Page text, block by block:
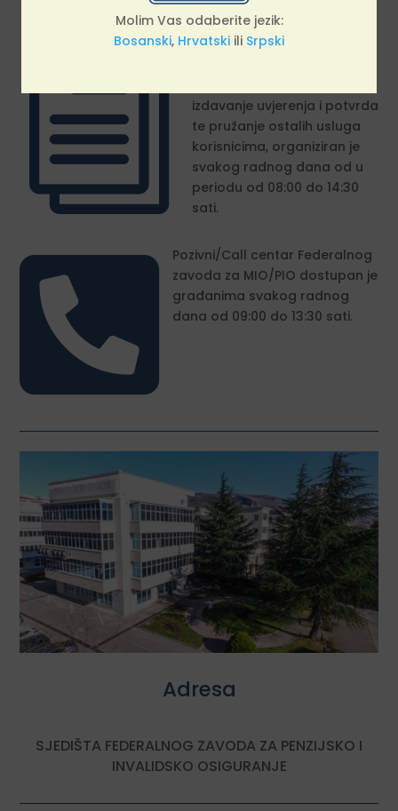
i
izdavanje uvjerenja i potvrda
te pružanje ostalih usluga
korisnicima, organiziran je
svakog radnog dana od u
periodu od 08:00 do 14:30
sati.

Pozivni/Call centar Federalnog
zavoda za MIO/PIO dostupan je
građanima svakog radnog
dana od 09:00 do 13:30 sati.
Adresa
SJEDIŠTA FEDERALNOG ZAVODA ZA PENZIJSKO I
INVALIDSKO OSIGURANJE
Molim Vas odaberite jezik:
Bosanski, Hrvatski ili Srpski